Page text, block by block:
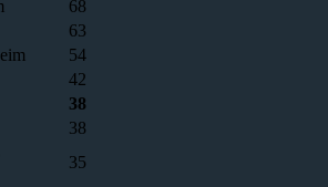
68
63
54
42
38
38
35